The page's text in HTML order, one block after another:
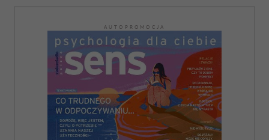
AUTOPROMOCJA